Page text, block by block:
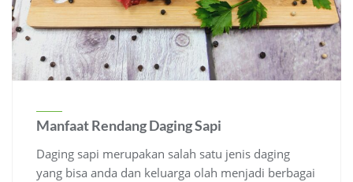
Manfaat Rendang Daging Sapi
Daging sapi merupakan salah satu jenis daging
yang bisa anda dan keluarga olah menjadi berbagai